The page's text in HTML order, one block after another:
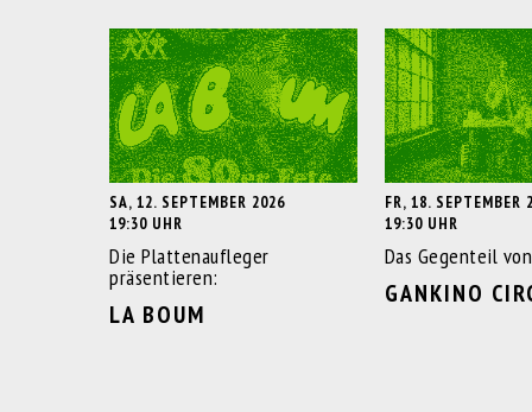
SA, 12. SEPTEMBER 2026
19:30 UHR
Die Plattenaufleger
präsentieren:
LA BOUM
FR, 18. SEPTEMBER
19:30 UHR
Das Gegenteil
GANKINO